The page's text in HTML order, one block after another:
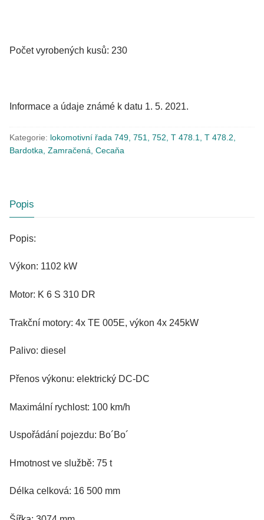
Počet vyrobených kusů: 230
Informace a údaje známé k datu 1. 5. 2021.
Kategorie: lokomotivní řada 749, 751, 752, T 478.1, T 478.2,
Bardotka, Zamračená, Cecaňa
Popis
Popis:
Výkon: 1102 kW
Motor: K 6 S 310 DR
Trakční motory: 4x TE 005E, výkon 4x 245kW
Palivo: diesel
Přenos výkonu: elektrický DC-DC
Maximální rychlost: 100 km/h
Uspořádání pojezdu: Bo´Bo´
Hmotnost ve službě: 75 t
Délka celková: 16 500 mm